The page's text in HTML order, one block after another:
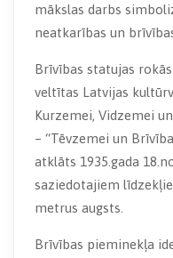
mākslas darbs
neatkarības un
Brīvības statujas
veltītas Latvijas
Kurzemei, Vidzemei
– “Tēvzemei un
atklāts 1935.gada
saziedotajiem
metrus augsts.
Brīvības pieminekļa